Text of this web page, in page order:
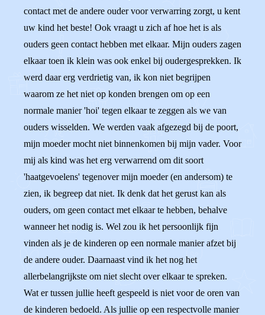
contact met de andere ouder voor verwarring zorgt, u kent
uw kind het beste! Ook vraagt u zich af hoe het is als
ouders geen contact hebben met elkaar. Mijn ouders zagen
elkaar toen ik klein was ook enkel bij oudergesprekken. Ik
werd daar erg verdrietig van, ik kon niet begrijpen
waarom ze het niet op konden brengen om op een
normale manier 'hoi' tegen elkaar te zeggen als we van
ouders wisselden. We werden vaak afgezegd bij de poort,
mijn moeder mocht niet binnenkomen bij mijn vader. Voor
mij als kind was het erg verwarrend om dit soort
'haatgevoelens' tegenover mijn moeder (en andersom) te
zien, ik begreep dat niet. Ik denk dat het gerust kan als
ouders, om geen contact met elkaar te hebben, behalve
wanneer het nodig is. Wel zou ik het persoonlijk fijn
vinden als je de kinderen op een normale manier afzet bij
de andere ouder. Daarnaast vind ik het nog het
allerbelangrijkste om niet slecht over elkaar te spreken.
Wat er tussen jullie heeft gespeeld is niet voor de oren van
de kinderen bedoeld. Als jullie op een respectvolle manier